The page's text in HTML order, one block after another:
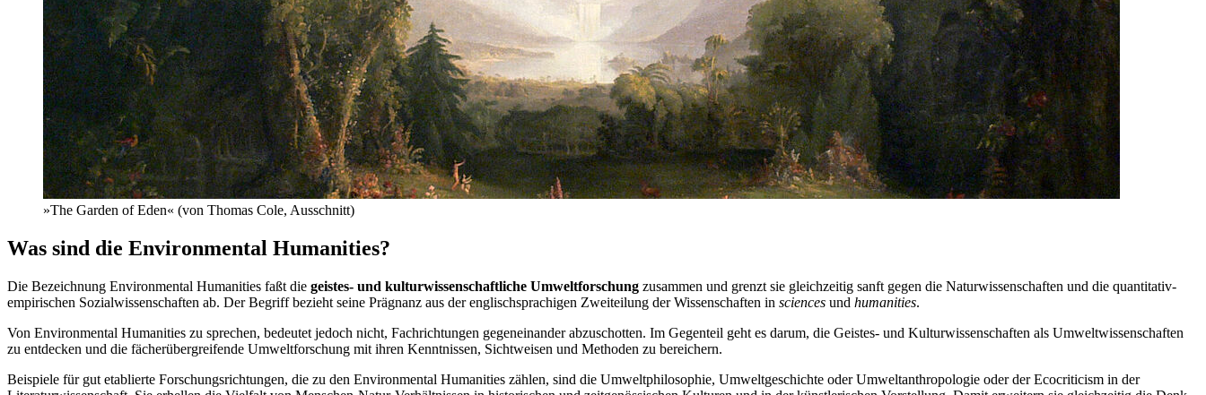
»The Garden of Eden« (von Thomas Cole, Ausschnitt)
Was sind die Environmental Humanities?
Die Bezeichnung Environmental Humanities faßt die geistes- und kulturwissenschaftliche Umweltforschung zusammen und grenzt sie gleichzeitig sanft gegen die Naturwissenschaften und die quantitativ-
empirischen Sozialwissenschaften ab. Der Begriff bezieht seine Prägnanz aus der englischsprachigen Zweiteilung der Wissenschaften in sciences und humanities.
Von Environmental Humanities zu sprechen, bedeutet jedoch nicht, Fachrichtungen gegeneinander abzuschotten. Im Gegenteil geht es darum, die Geistes- und Kulturwissenschaften als Umweltwissenschaften
zu entdecken und die fächerübergreifende Umweltforschung mit ihren Kenntnissen, Sichtweisen und Methoden zu bereichern.
Beispiele für gut etablierte Forschungsrichtungen, die zu den Environmental Humanities zählen, sind die Umweltphilosophie, Umweltgeschichte oder Umweltanthropologie oder der Ecocriticism in der